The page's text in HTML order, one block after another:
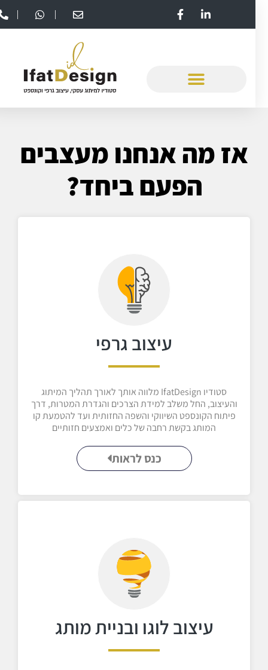
אז מה אנחנו מעצבים
הפעםביחד?
עיצוב גרפי
סטודיו IfatDesign מלווה אותך לאורך תהליך המיתוג
והעיצוב, החל משלב למידת הצרכים והגדרת המטרות, דרך
פיתוח הקונספט השיווקי והשפה החזותית ועד להטמעת קו
המותג בקשת רחבה של כלים ואמצעים חזותיים
כנס לראות
עיצוב לוגו ובניית מותג